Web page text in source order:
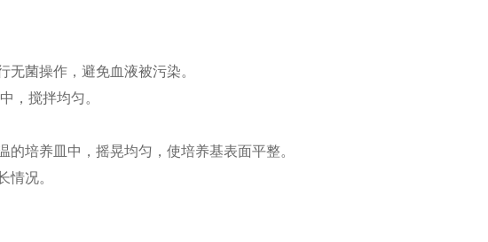
菌操作，避免血液被污染。
，搅拌均匀。
培养皿中，摇晃均匀，使培养基表面平整。
情况。